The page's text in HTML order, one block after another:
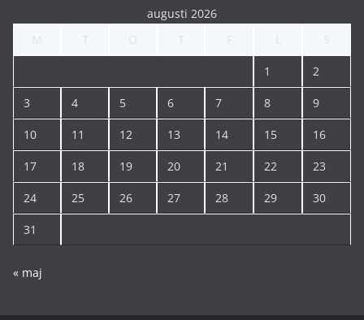
augusti 2026
1 2
3 4 5 6 7 8 9
10 11 12 13 14 15 16
17 18 19 20 21 22 23
24 25 26 27 28 29 30
31
« maj